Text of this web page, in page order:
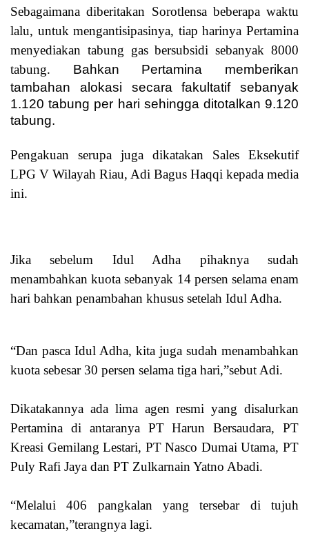
Sebagaimana diberitakan Sorotlensa beberapa waktu
lalu, untuk mengantisipasinya, tiap harinya Pertamina
menyediakan tabung gas bersubsidi sebanyak 8000
tabung. Bahkan Pertamina memberikan
tambahan alokasi secara fakultatif sebanyak
1.120 tabung per hari sehingga ditotalkan 9.120
tabung.
Pengakuan serupa juga dikatakan Sales Eksekutif
LPG V Wilayah Riau, Adi Bagus Haqqi kepada media
ini.
Jika sebelum Idul Adha pihaknya sudah
menambahkan kuota sebanyak 14 persen selama enam
hari bahkan penambahan khusus setelah Idul Adha.
“Dan pasca Idul Adha, kita juga sudah menambahkan
kuota sebesar 30 persen selama tiga hari,”sebut Adi.
Dikatakannya ada lima agen resmi yang disalurkan
Pertamina di antaranya PT Harun Bersaudara, PT
Kreasi Gemilang Lestari, PT Nasco Dumai Utama, PT
Puly Rafi Jaya dan PT Zulkarnain Yatno Abadi.
“Melalui 406 pangkalan yang tersebar di tujuh
kecamatan,”terangnya lagi.